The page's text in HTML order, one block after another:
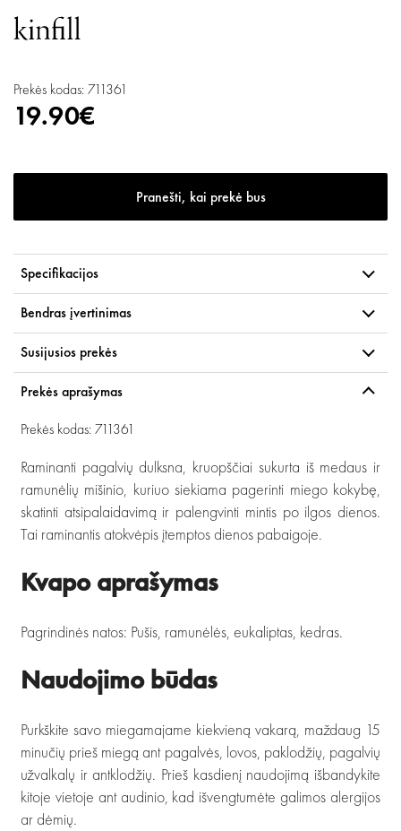
Prekės kodas: 711361
19.90€
Pranešti, kai prekė bus
Specifikacijos
Bendras įvertinimas
Susijusios prekės
Prekės aprašymas
Prekės kodas: 711361
Raminanti pagalvių dulksna, kruopščiai sukurta iš medaus ir
ramunėlių mišinio, kuriuo siekiama pagerinti miego kokybę,
skatinti atsipalaidavimą ir palengvinti mintis po ilgos dienos.
Tai raminantis atokvėpis įtemptos dienos pabaigoje.
Kvapo aprašymas
Pagrindinės natos: Pušis, ramunėlės, eukaliptas, kedras.
Naudojimo būdas
Purkškite savo miegamajame kiekvieną vakarą, maždaug 15
minučių prieš miegą ant pagalvės, lovos, paklodžių, pagalvių
užvalkalų ir antklodžių. Prieš kasdienį naudojimą išbandykite
kitoje vietoje ant audinio, kad išvengtumėte galimos alergijos
ar dėmių.